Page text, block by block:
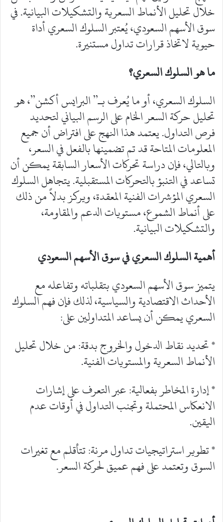
خلال تحليل الأنماط السعرية والتشكيلات البيانية. في
سوق الأسهم السعودي، يُعتبر السلوك السعري أداة
حيوية لاتخاذ قرارات تداول مستنيرة.
ما هو السلوك السعري؟
‎السلوك السعري، أو ما يُعرف بـ” البرايس أكشن”، هو
تحليل حركة السعر الخام على الرسم البياني لتحديد
فرص التداول. يعتمد هذا النهج على افتراض أن جميع
المعلومات المتاحة قد تم تضمينها بالفعل في السعر،
وبالتالي، فإن دراسة تحركات الأسعار السابقة يمكن أن
تساعد في التنبؤ بالتحركات المستقبلية. يتجاهل السلوك
السعري المؤشرات الفنية المعقدة، ويركز بدلاً من ذلك
على أنماط الشموع، مستويات الدعم والمقاومة،
والتشكيلات البيانية.
أهمية السلوك السعري في سوق الأسهم السعودي
‎يتميز سوق الأسهم السعودي بتقلباته وتفاعله مع
الأحداث الاقتصادية والسياسية، لذلك فإن فهم السلوك
السعري يمكن أن يساعد المتداولين على:
* تحديد نقاط الدخول والخروج بدقة: من خلال تحليل
الأنماط السعرية والمستويات الفنية.
* إدارة المخاطر بفعالية: عبر التعرف على إشارات
الانعكاس المحتملة وتجنب التداول في أوقات عدم
اليقين.
* تطوير استراتيجيات تداول مرنة: تتأقلم مع تغيرات
السوق وتعتمد على فهم عميق لحركة السعر.